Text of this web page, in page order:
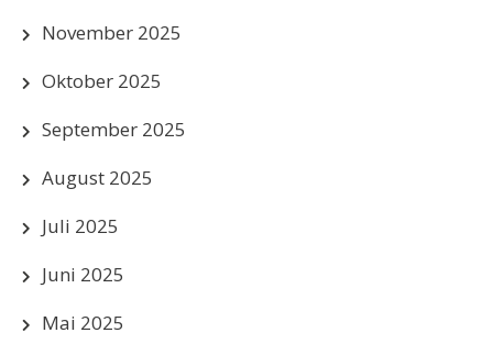
November 2025
Oktober 2025
September 2025
August 2025
Juli 2025
Juni 2025
Mai 2025